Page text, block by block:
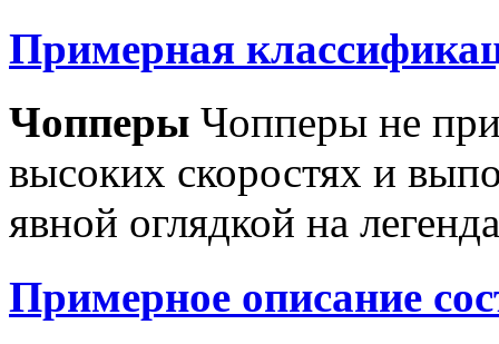
Примерная
Чопперы Чопперы не
высоких скоростях и
явной оглядкой на
Примерное описание